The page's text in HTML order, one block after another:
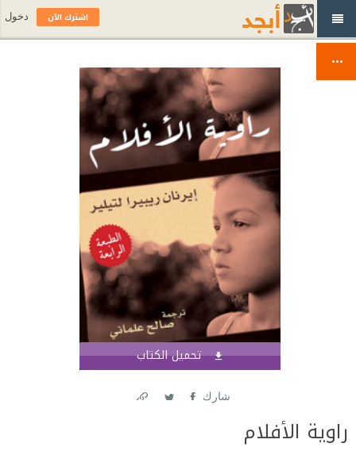
تحميل الكتاب
شارك
راوية الأفلام
اشترك الآن دخول